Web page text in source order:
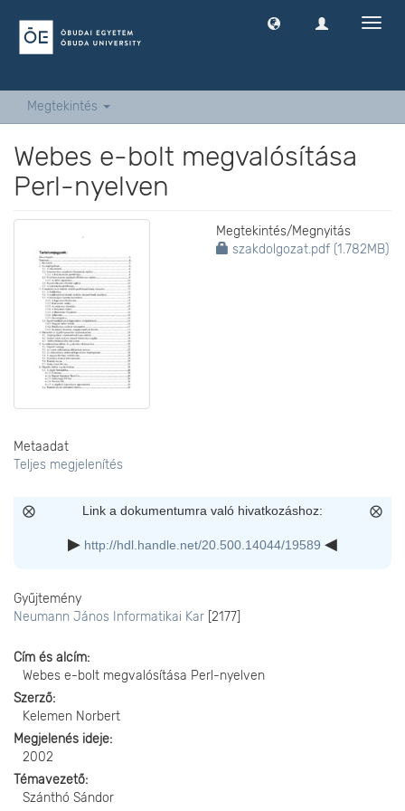
Megtekintés
Webes e-bolt megvalósítása
Perl-nyelven
Megtekintés/Megnyitás
szakdolgozat.pdf (1.782MB)
Metaadat
Teljes megjelenítés
Link a dokumentumra való hivatkozáshoz:
http://hdl.handle.net/20.500.14044/19589
Gyűjtemény
Neumann János Informatikai Kar [2177]
Cím és alcím
Webes e-bolt megvalósítása Perl-nyelven
Szerző
Kelemen Norbert
Megjelenés ideje
2002
Témavezető
Szánthó Sándor